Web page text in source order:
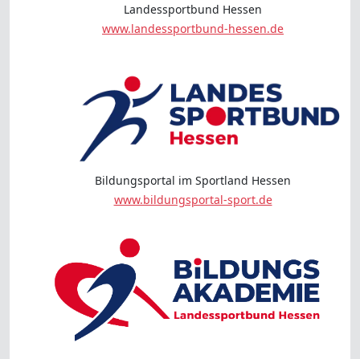
Landessportbund Hessen
www.landessportbund-hessen.de
Bildungsportal im Sportland Hessen
www.bildungsportal-sport.de